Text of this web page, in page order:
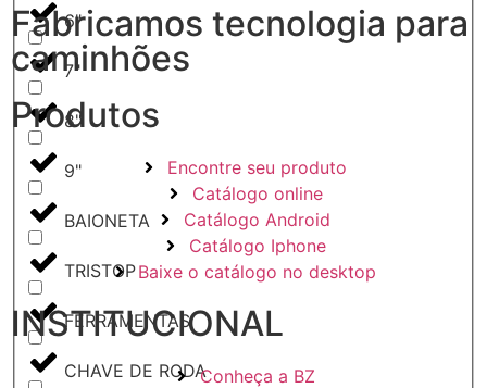
6"
7"
8"
9"
BAIONETA
TRISTOP
FERRAMENTAS
CHAVE DE RODA
Fabricamos tecnologia para
caminhões
Produtos
Encontre seu produto
Catálogo online
Catálogo Android
Catálogo Iphone
Baixe o catálogo no desktop
INSTITUCIONAL
Conheça a BZ